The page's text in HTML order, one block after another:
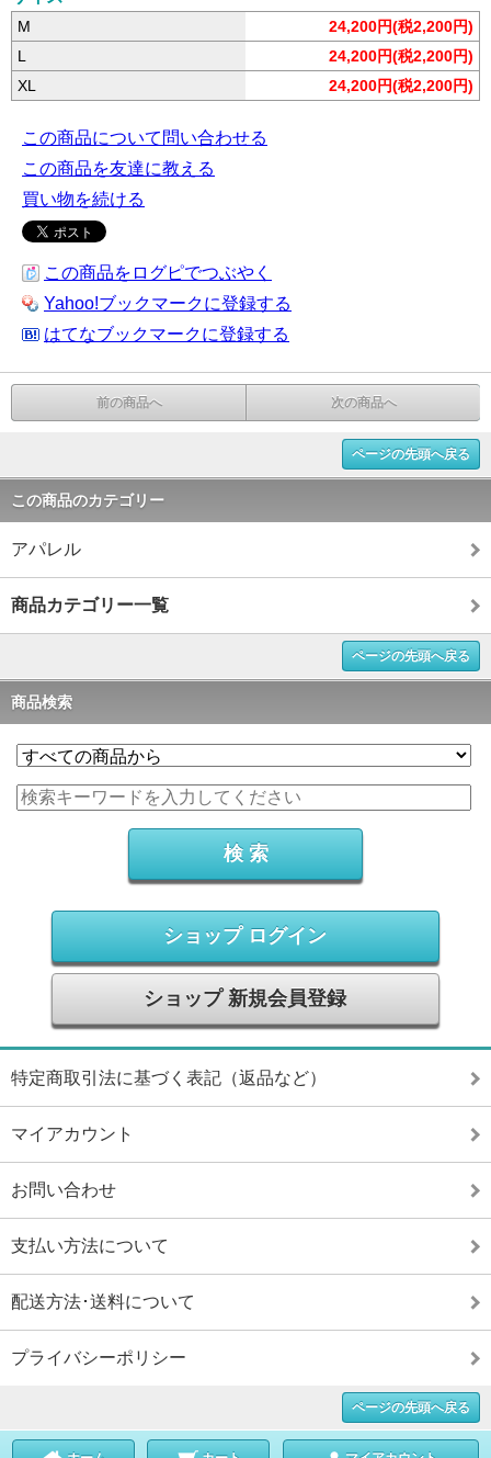
M
24,200円(税2,200円)
L
24,200円(税2,200円)
XL
24,200円(税2,200円)
この商品について問い合わせる
この商品を友達に教える
買い物を続ける
この商品をログピでつぶやく
Yahoo!ブックマークに登録する
はてなブックマークに登録する
前の商品へ 次の商品へ
ページの先頭へ戻る
この商品のカテゴリー
アパレル
商品カテゴリー一覧
ページの先頭へ戻る
商品検索
ショップ ログイン
ショップ 新規会員登録
特定商取引法に基づく表記（返品など）
マイアカウント
お問い合わせ
支払い方法について
配送方法･送料について
プライバシーポリシー
ページの先頭へ戻る